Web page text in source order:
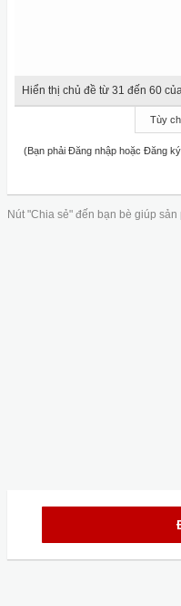
Hiển thị chủ đề từ 31 đến 60
Tùy
(Bạn phải Đăng nhập hoặc Đăng
Nút "Chia sẻ" đến bạn bè giúp